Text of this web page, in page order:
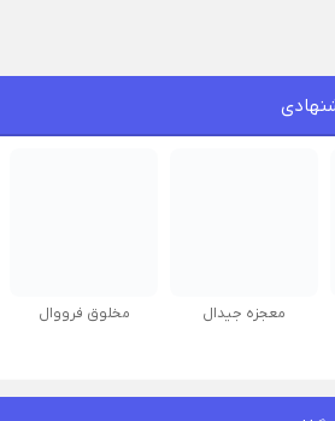
معجزه جیدال مخلوق فرووال